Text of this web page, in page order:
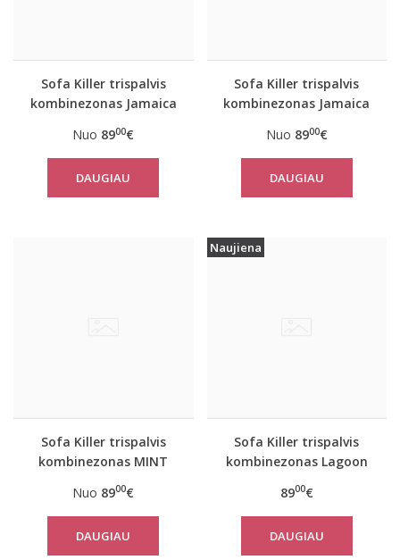
Sofa Killer trispalvis
kombinezonas Jamaica
Nuo 8900€
DAUGIAU
Sofa Killer trispalvis
kombinezonas Jamaica
Nuo 8900€
DAUGIAU
Sofa Killer trispalvis
kombinezonas MINT
Nuo 8900€
DAUGIAU
Naujiena
Sofa Killer trispalvis
kombinezonas Lagoon
8900€
DAUGIAU